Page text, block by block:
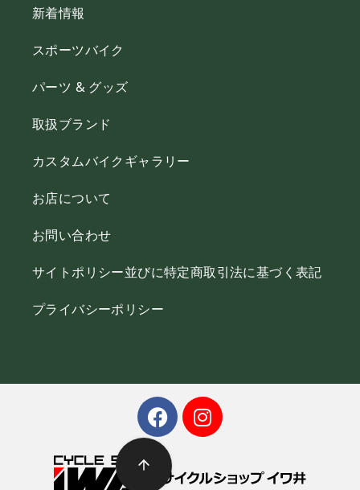
新着情報
スポーツバイク
パーツ & グッズ
取扱ブランド
カスタムバイクギャラリー
お店について
お問い合わせ
サイトポリシー並びに特定商取引法に基づく表記
プライバシーポリシー